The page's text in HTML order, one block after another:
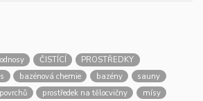
ČISTÍCÍ
PROSTŘEDKY
bazénová chemie bazény
sauny
prostředek na tělocvičny
mísy